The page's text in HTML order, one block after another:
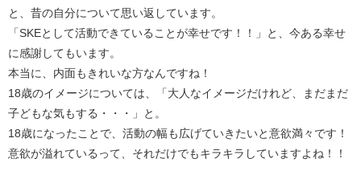
と、昔の自分について思い返しています。
「SKEとして活動できていることが幸せです！！」と、今ある幸せ
に感謝してもいます。
本当に、内面もきれいな方なんですね！
18歳のイメージについては、「大人なイメージだけれど、まだまだ
子どもな気もする・・・」と。
18歳になったことで、活動の幅も広げていきたいと意欲満々です！
意欲が溢れているって、それだけでもキラキラしていますよね！！